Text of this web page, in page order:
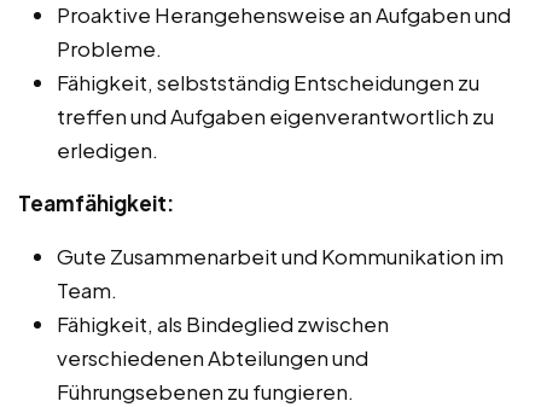
Proaktive Herangehensweise an Aufgaben und
Probleme.
Fähigkeit, selbstständig Entscheidungen zu
treffen und Aufgaben eigenverantwortlich zu
erledigen.
Teamfähigkeit:
Gute Zusammenarbeit und Kommunikation im
Team.
Fähigkeit, als Bindeglied zwischen
verschiedenen Abteilungen und
Führungsebenen zu fungieren.